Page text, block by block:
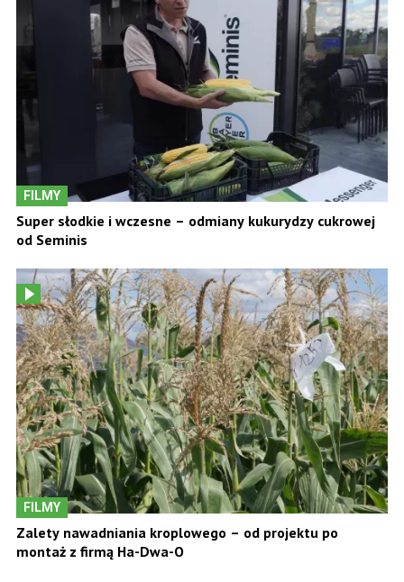
FILMY
Super słodkie i wczesne – odmiany kukurydzy cukrowej
od Seminis
FILMY
Zalety nawadniania kroplowego – od projektu po
montaż z firmą Ha-Dwa-O